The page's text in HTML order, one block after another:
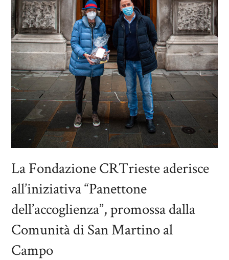
La Fondazione CRTrieste aderisce
all’iniziativa “Panettone
dell’accoglienza”, promossa dalla
Comunità di San Martino al
Campo